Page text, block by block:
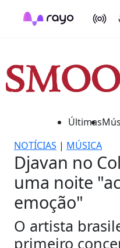
On Air
Últimas
NOTÍCIAS | MÚSICA
Djavan no
uma noite
emoção"
O artista
primeiro